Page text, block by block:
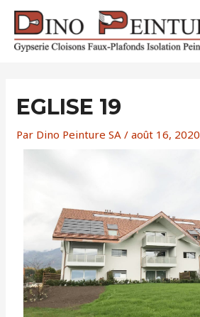
Aller
contenu
EGLISE 19
Par Dino Peinture SA/août 16, 2020